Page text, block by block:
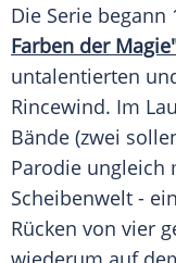
Die Serie
Farben der
untalentierten
Rincewind. Im
Bände (zwei
Parodie ungleich
Scheibenwelt -
Rücken von vier